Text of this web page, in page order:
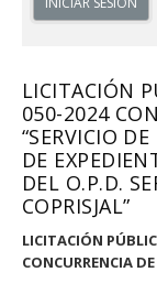
LICITACIÓN
050-2024
“SERVICIO
DE
DEL O.P.D.
COPRISJAL”
LICITACIÓN
CONCURRENCIA